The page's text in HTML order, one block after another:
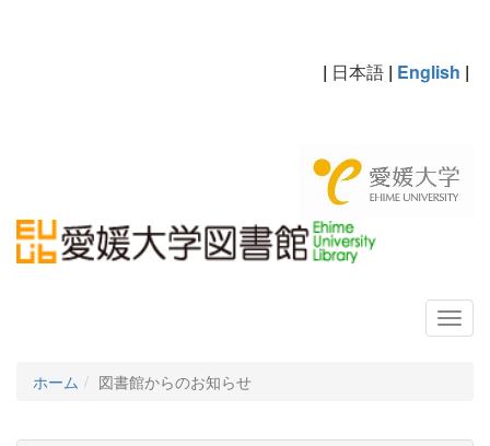
| 日本語 | English |
ホーム 図書館からのお知らせ